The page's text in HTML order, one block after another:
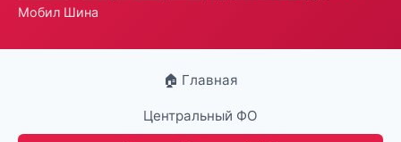
Мобил Шина
🏠 Главная
Центральный ФО